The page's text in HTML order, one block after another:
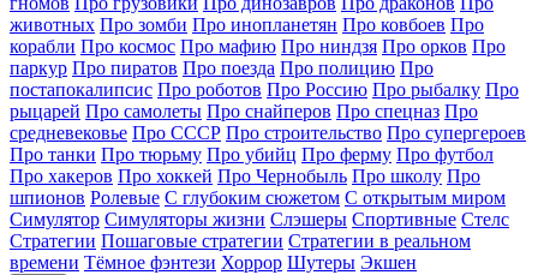
животных Про зомби Про инопланетян Про ковбоев Про
корабли Про космос Про мафию Про ниндзя Про орков Про
паркур Про пиратов Про поезда Про полицию Про
постапокалипсис Про роботов Про Россию Про рыбалку Про
рыцарей Про самолеты Про снайперов Про спецназ Про
средневековье Про СССР Про строительство Про супергероев
Про танки Про тюрьму Про убийц Про ферму Про футбол
Про хакеров Про хоккей Про Чернобыль Про школу Про
шпионов Ролевые С глубоким сюжетом С открытым миром
Симулятор Симуляторы жизни Слэшеры Спортивные Стелс
Стратегии Пошаговые стратегии Стратегии в реальном
времени Тёмное фэнтези Хоррор Шутеры Экшен